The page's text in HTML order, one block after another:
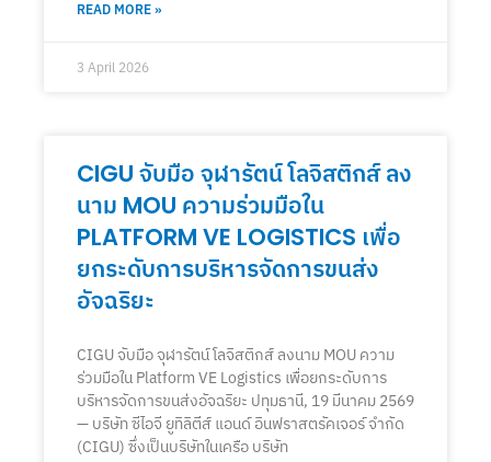
READ MORE »
3 April 2026
CIGU จับมือ จุฬารัตน์ โลจิสติกส์ ลง
นาม MOU ความร่วมมือใน
PLATFORM VE LOGISTICS เพื่อ
ยกระดับการบริหารจัดการขนส่ง
อัจฉริยะ
CIGU จับมือ จุฬารัตน์ โลจิสติกส์ ลงนาม MOU ความ
ร่วมมือใน Platform VE Logistics เพื่อยกระดับการ
บริหารจัดการขนส่งอัจฉริยะ ปทุมธานี, 19 มีนาคม 2569
— บริษัท ซีไอจี ยูทิลิตีส์ แอนด์ อินฟราสตรัคเจอร์ จำกัด
(CIGU) ซึ่งเป็นบริษัทในเครือ บริษัท